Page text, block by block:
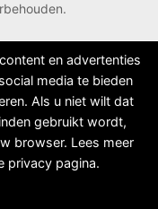
en advertenties
media te bieden
Als u niet wilt dat
gebruikt wordt,
browser. Lees meer
privacy pagina.